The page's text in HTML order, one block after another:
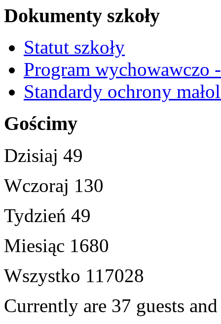
Dokumenty szkoły
Statut szkoły
Program wychowawczo
Standardy ochrony
Gościmy
Dzisiaj 49
Wczoraj 130
Tydzień 49
Miesiąc 1680
Wszystko 117028
Currently are 37 guests